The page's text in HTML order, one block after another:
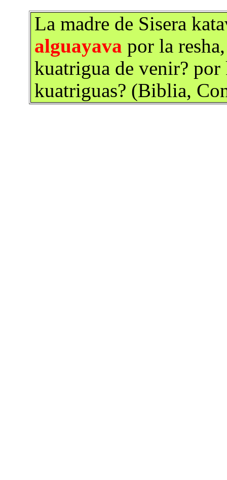
La madre de Sisera
alguayava por la
kuatrigua de venir? por
kuatriguas? (Biblia,